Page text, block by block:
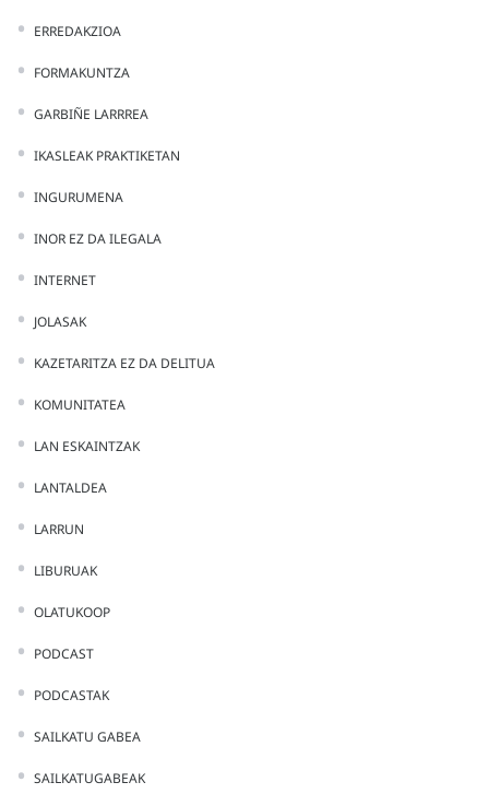
ERREDAKZIOA
FORMAKUNTZA
GARBIÑE LARRREA
IKASLEAK PRAKTIKETAN
INGURUMENA
INOR EZ DA ILEGALA
INTERNET
JOLASAK
KAZETARITZA EZ DA DELITUA
KOMUNITATEA
LAN ESKAINTZAK
LANTALDEA
LARRUN
LIBURUAK
OLATUKOOP
PODCAST
PODCASTAK
SAILKATU GABEA
SAILKATUGABEAK